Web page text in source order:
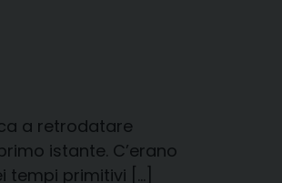
a retrodatare
istante. C’erano
primitivi […]